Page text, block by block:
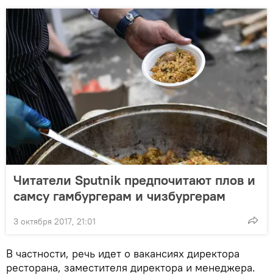
Читатели Sputnik предпочитают плов и
самсу гамбургерам и чизбургерам
3 октября 2017, 21:01
В частности, речь идет о вакансиях директора
ресторана, заместителя директора и менеджера.